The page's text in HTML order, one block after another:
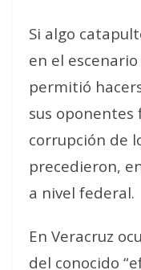
Si algo
en el
permitió
sus oponentes
corrupción de
precedieron,
a nivel federal.
En Veracruz
del conocido